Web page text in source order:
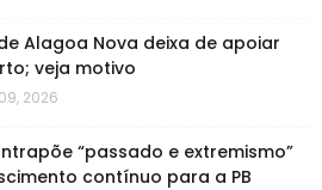
Alagoa Nova deixa de apoiar
veja motivo
2026
“passado e extremismo”
contínuo para a PB